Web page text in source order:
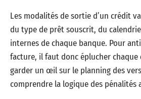
Les modalités de sortie d’un crédit
du type de prêt souscrit, du
internes de chaque banque. Pour
facture, il faut donc éplucher chaque
garder un œil sur le planning des
comprendre la logique des pénalités